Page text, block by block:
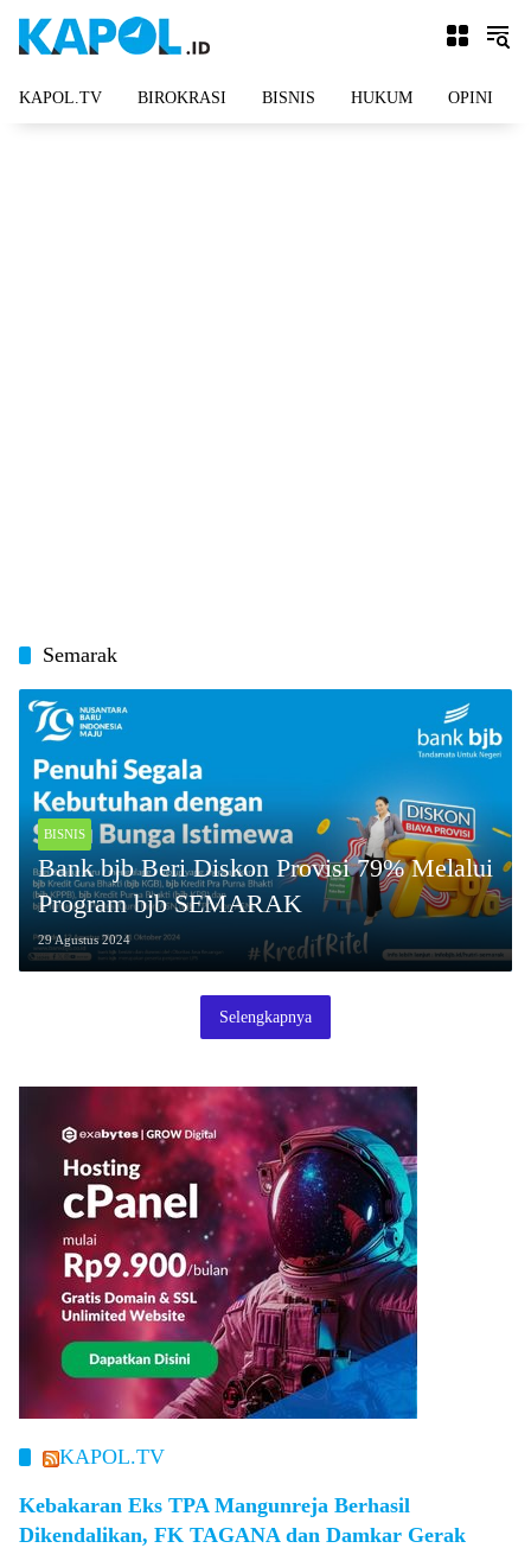
KAPOL.TV BIROKRASI BISNIS HUKUM OPINI
Semarak
BISNIS
Bank bjb Beri Diskon Provisi 79% Melalui
Program bjb SEMARAK
29 Agustus 2024
Selengkapnya
KAPOL.TV
Kebakaran Eks TPA Mangunreja Berhasil
Dikendalikan, FK TAGANA dan Damkar Gerak